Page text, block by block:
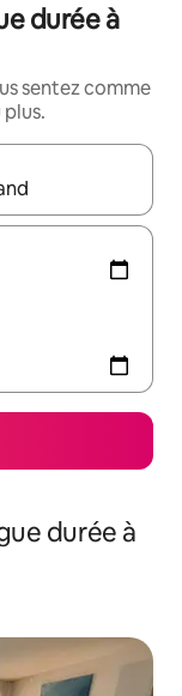
durée à
sentez comme
flèches vers le
durée à